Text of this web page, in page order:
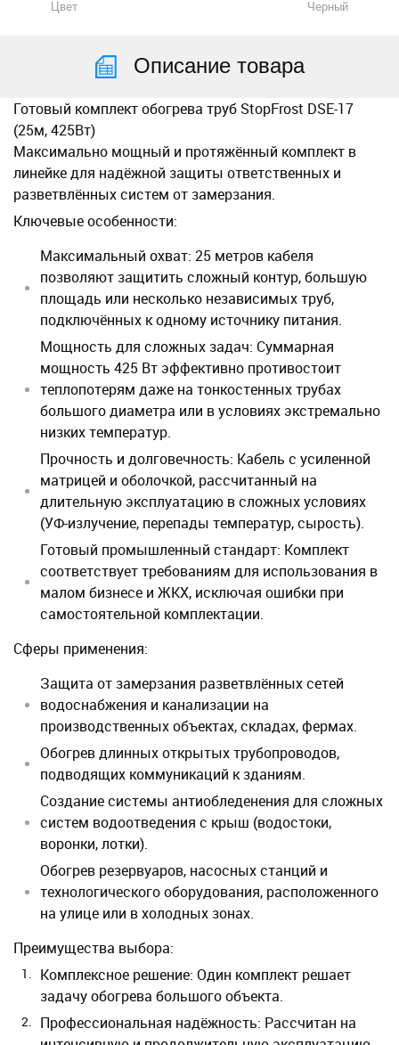
Цвет
Черный
Описание товара
Готовый комплект обогрева труб StopFrost DSE-17
(25м, 425Вт)
Максимально мощный и протяжённый комплект в
линейке для надёжной защиты ответственных и
разветвлённых систем от замерзания.
Ключевые особенности:
Максимальный охват: 25 метров кабеля
позволяют защитить сложный контур, большую
площадь или несколько независимых труб,
подключённых к одному источнику питания.
Мощность для сложных задач: Суммарная
мощность 425 Вт эффективно противостоит
теплопотерям даже на тонкостенных трубах
большого диаметра или в условиях экстремально
низких температур.
Прочность и долговечность: Кабель с усиленной
матрицей и оболочкой, рассчитанный на
длительную эксплуатацию в сложных условиях
(УФ-излучение, перепады температур, сырость).
Готовый промышленный стандарт: Комплект
соответствует требованиям для использования в
малом бизнесе и ЖКХ, исключая ошибки при
самостоятельной комплектации.
Сферы применения:
Защита от замерзания разветвлённых сетей
водоснабжения и канализации на
производственных объектах, складах, фермах.
Обогрев длинных открытых трубопроводов,
подводящих коммуникаций к зданиям.
Создание системы антиобледенения для сложных
систем водоотведения с крыш (водостоки,
воронки, лотки).
Обогрев резервуаров, насосных станций и
технологического оборудования, расположенного
на улице или в холодных зонах.
Преимущества выбора:
Комплексное решение: Один комплект решает
задачу обогрева большого объекта.
Профессиональная надёжность: Рассчитан на